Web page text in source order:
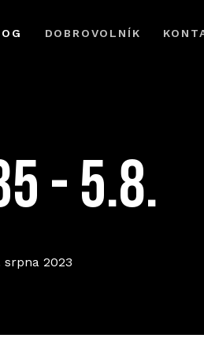
DOBROVOLNÍK
- 5.8.
srpna 2023